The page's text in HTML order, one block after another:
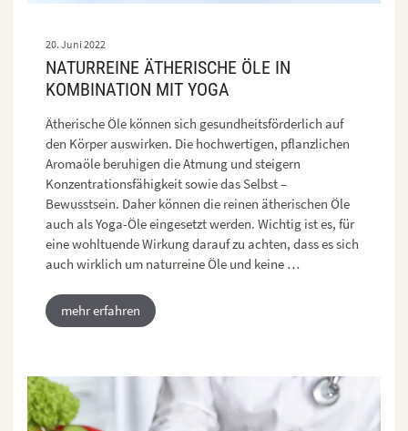
NATURREINE ÄTHERISCHE ÖLE IN
KOMBINATION MIT YOGA
20. Juni 2022
Ätherische Öle können sich gesundheitsförderlich auf
den Körper auswirken. Die hochwertigen, pflanzlichen
Aromaöle beruhigen die Atmung und steigern
Konzentrationsfähigkeit sowie das Selbst –
Bewusstsein. Daher können die reinen ätherischen Öle
auch als Yoga-Öle eingesetzt werden. Wichtig ist es, für
eine wohltuende Wirkung darauf zu achten, dass es sich
auch wirklich um naturreine Öle und keine …
mehr erfahren